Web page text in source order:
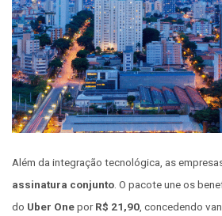
Além da integração tecnológica, as
assinatura conjunto . O pacote une os
do Uber OneporR$ 21,90 , concedendo